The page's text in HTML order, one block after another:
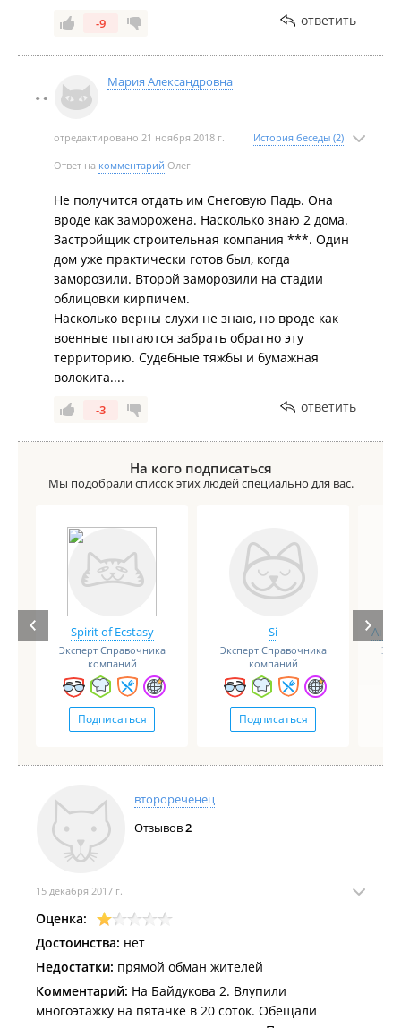
-9 ответить
Мария Александровна
отредактировано 21 ноября 2018 г. История беседы (2)
Ответ на комментарий Олег
Не получится отдать им Снеговую Падь. Она
вроде как заморожена. Насколько знаю 2 дома.
Застройщик строительная компания ***. Один
дом уже практически готов был, когда
заморозили. Второй заморозили на стадии
облицовки кирпичем.
Насколько верны слухи не знаю, но вроде как
военные пытаются забрать обратно эту
территорию. Судебные тяжбы и бумажная
волокита....
-3 ответить
На кого подписаться
Мы подобрали список этих людей специально для вас.
Spirit of Ecstasy
Эксперт Справочника
компаний
Подписаться
Si
Эксперт Справочника
компаний
Подписаться
второреченец
Отзывов2
15 декабря 2017 г.
Оценка:
Достоинства: нет
Недостатки: прямой обман жителей
Комментарий: На Байдукова 2. Влупили
многоэтажку на пятачке в 20 соток. Обещали